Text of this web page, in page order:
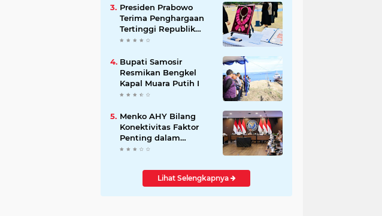
Presiden Prabowo
Terima Penghargaan
Tertinggi Republik
Korea, The Grand
Bupati Samosir
Resmikan Bengkel
Kapal Muara Putih I
Menko AHY Bilang
Konektivitas Faktor
Penting dalam
Peningkatkan
Wisatawan
Lihat Selengkapnya